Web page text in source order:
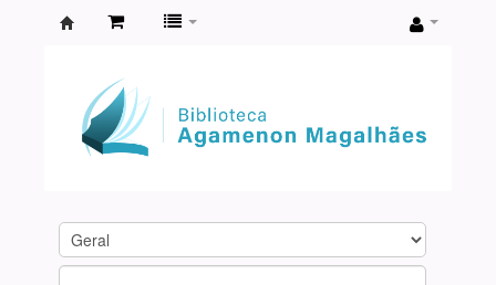
Agamenon
Magalhães